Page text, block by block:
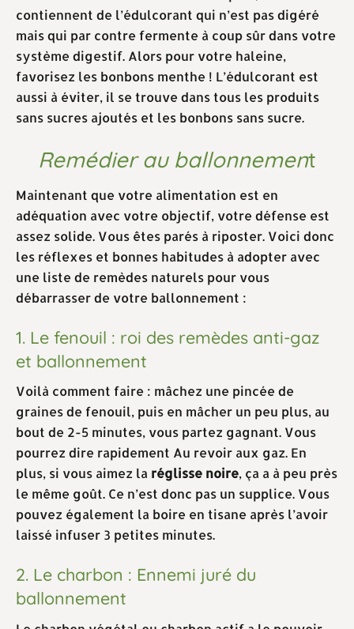
contiennent de l’édulcorant qui n’est pas digéré
mais qui par contre fermente à coup sûr dans votre
système digestif. Alors pour votre haleine,
favorisez les bonbons menthe ! L’édulcorant est
aussi à éviter, il se trouve dans tous les produits
sans sucres ajoutés et les bonbons sans sucre.
Remédier au ballonnement
Maintenant que votre alimentation est en
adéquation avec votre objectif, votre défense est
assez solide. Vous êtes parés à riposter. Voici donc
les réflexes et bonnes habitudes à adopter avec
une liste de remèdes naturels pour vous
débarrasser de votre ballonnement :
1. Le fenouil : roi des remèdes anti-gaz
et ballonnement
Voilà comment faire : mâchez une pincée de
graines de fenouil, puis en mâcher un peu plus, au
bout de 2-5 minutes, vous partez gagnant. Vous
pourrez dire rapidement Au revoir aux gaz. En
plus, si vous aimez la réglisse noire, ça a à peu près
le même goût. Ce n’est donc pas un supplice. Vous
pouvez également la boire en tisane après l’avoir
laissé infuser 3 petites minutes.
2. Le charbon : Ennemi juré du
ballonnement